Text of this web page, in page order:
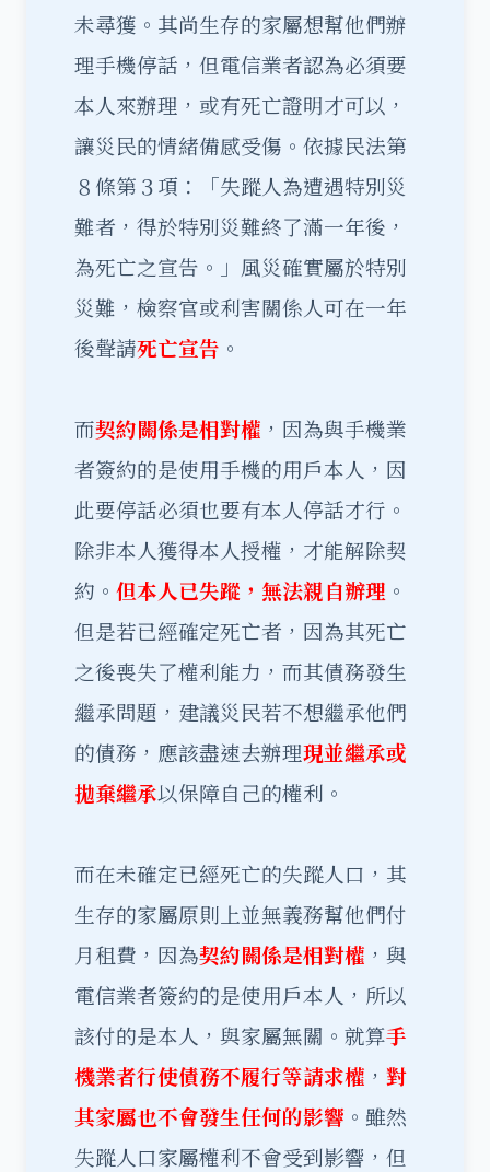
未尋獲。其尚生存的家屬想幫他們辦
理手機停話，但電信業者認為必須要
本人來辦理，或有死亡證明才可以，
讓災民的情緒備感受傷。依據民法第
８條第３項：「失蹤人為遭遇特別災
難者，得於特別災難終了滿一年後，
為死亡之宣告。」風災確實屬於特別
災難，檢察官或利害關係人可在一年
後聲請死亡宣告 。
而契約關係是相對權 ，因為與手機業
者簽約的是使用手機的用戶本人，因
此要停話必須也要有本人停話才行。
除非本人獲得本人授權，才能解除契
約。 但本人已失蹤，無法親自辦理 。
但是若已經確定死亡者，因為其死亡
之後喪失了權利能力，而其債務發生
繼承問題，建議災民若不想繼承他們
的債務，應該盡速去辦理現並繼承或
拋棄繼承以保障自己的權利。
而在未確定已經死亡的失蹤人口，其
生存的家屬原則上並無義務幫他們付
月租費，因為契約關係是相對權 ，與
電信業者簽約的是使用戶本人，所以
該付的是本人，與家屬無關。就算手
機業者行使債務不履行等請求權 ， 對
其家屬也不會發生任何的影響 。雖然
失蹤人口家屬權利不會受到影響，但